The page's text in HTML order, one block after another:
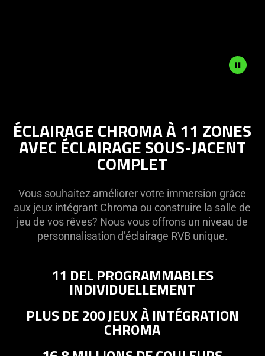
Controls
ÉCLAIRAGE CHROMA À 11 ZONES
AVEC ÉCLAIRAGE SOUS-JACENT
COMPLET
Vous souhaitez améliorer votre immersion grâce
aux jeux intégrant Chroma ou construire la salle de
jeu de vos rêves? Nous vous offrons un niveau de
personnalisation d’éclairage RVB unique.
11 DEL PROGRAMMABLES
INDIVIDUELLEMENT
PLUS DE 200 JEUX À INTÉGRATION
CHROMA